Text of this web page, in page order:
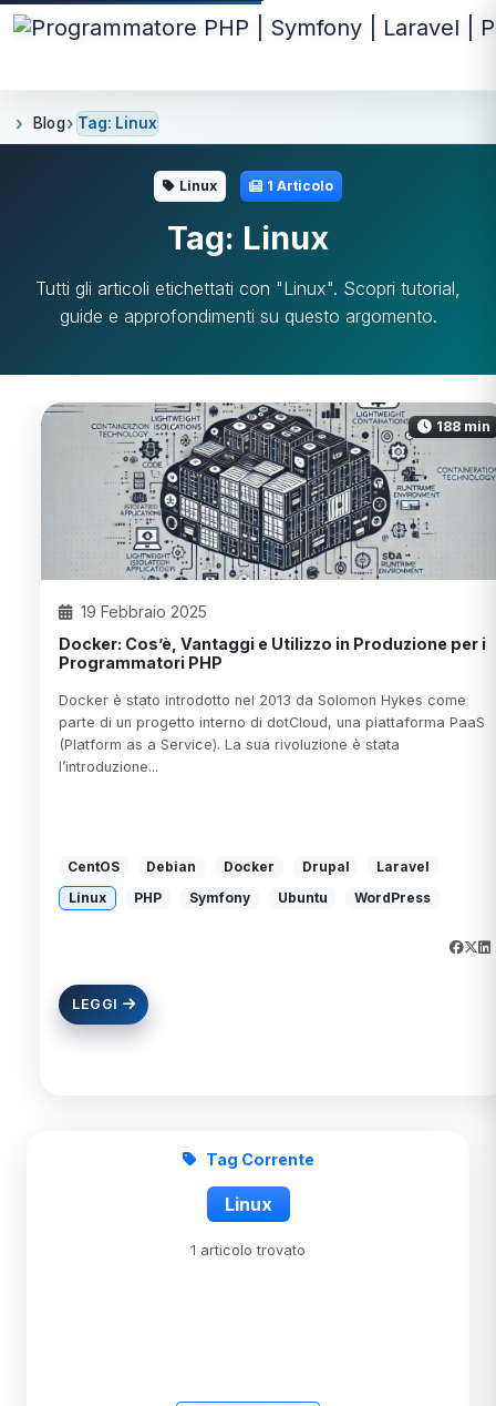
Blog Tag: Linux
Linux 1 Articolo
Tag: Linux
Tutti gli articoli etichettati con "Linux". Scopri tutorial,
guide e approfondimenti su questo argomento.
Tag Corrente
Linux
1 articolo trovato
188 min
19 Febbraio 2025
Docker: Cos’è, Vantaggi e Utilizzo in Produzione per i
Programmatori PHP
Docker è stato introdotto nel 2013 da Solomon Hykes come
parte di un progetto interno di dotCloud, una piattaforma PaaS
(Platform as a Service). La sua rivoluzione è stata
l’introduzione...
CentOS Debian Docker Drupal
Laravel
Linux
PHP Symfony Ubuntu WordPress
LEGGI